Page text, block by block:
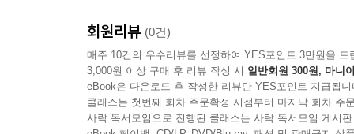
회원리뷰 (0건)
매주 10건의 우수리뷰를 선정하여 YES포인트 3만원을 드
3,000원 이상 구매 후 리뷰 작성 시 일반회원 300원, 마니
eBook은 다운로드 후 작성한 리뷰만 YES포인트 지급됩니
클래스는 첫번째 회차 주문확정 시점부터 마지막 회차 주
사락 독서모임으로 진행된 클래스는 사락 독서모임 게시